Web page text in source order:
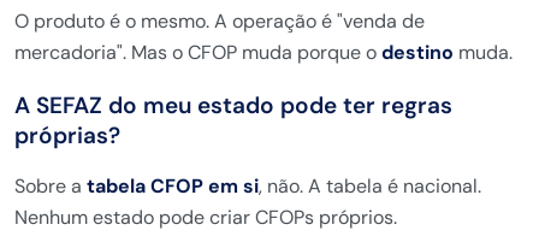
O produto é o mesmo. A operação é "venda de
mercadoria". Mas o CFOP muda porque odestino muda.
A SEFAZ do meu estado pode ter regras
próprias?
Sobre a tabela CFOP em si, não. A tabela é nacional.
Nenhum estado pode criar CFOPs próprios.